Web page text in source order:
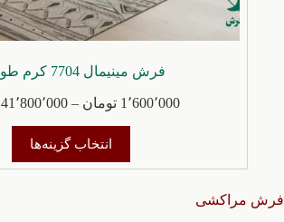
فرش مینیمال 7704 کرم طوسی
1٬600٬000 تومان – 41٬800٬000
انتخاب گزینه‌ها
این
محصول
دارای
فرش مراکشی